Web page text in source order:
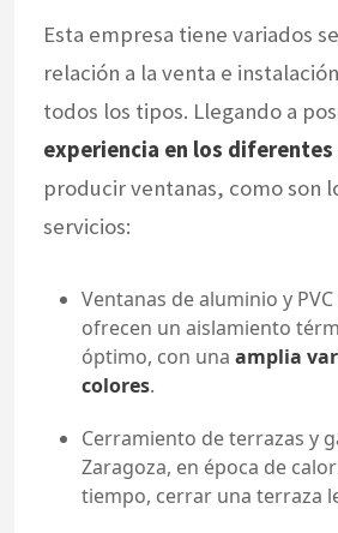
Esta empresa tiene variados
relación a la venta e
todos los tipos. Llegando a
experiencia en los
producir ventanas, como son
servicios:
Ventanas de aluminio y
ofrecen un aislamiento
óptimo, con una amplia
colores.
Cerramiento de terrazas y
Zaragoza, en época de
tiempo, cerrar una terraza